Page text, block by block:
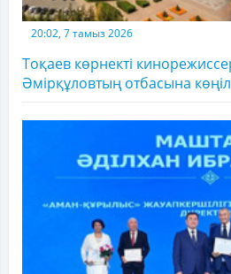
20:02, 7 тамыз 2026
Тоқаев көрнекті
Әмірқұловтың отбасына